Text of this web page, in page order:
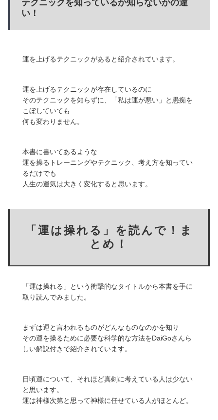
テクニックを知っているか知らないかの違
い！
運を上げるテクニックがあると紹介されています。
運を上げるテクニックが存在しているのに
そのテクニックを知らずに、「私は運が悪い」と愚痴を
こぼしていても
何も変わりません。
本書に書いてあるような
運を操るトレーニングやテクニック、考え方を知ってい
るだけでも
人生の運気は大きく変化すると思います。
「運は操れる」を読んで！ま
とめ！
「運は操れる」という衝撃的なタイトルから本書を手に
取り読んでみました。
まずは運と言われるものがどんなものなのかを知り
その運を操るために必要な科学的な方法をDaiGoさんら
しい解説付きで紹介されています。
日頃運について、それほど真剣に考えている人は少ない
と思います。
運は神様次第と思って神様に任せている人がほとんど。